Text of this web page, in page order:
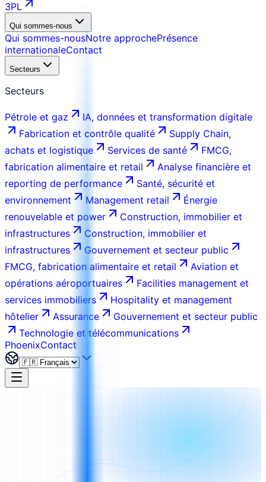
3PL
Qui sommes-nous
Qui sommes-nousNotre approchePrésence
internationaleContact
Secteurs
Secteurs
Pétrole et gaz
IA, données et transformation digitale
Fabrication et contrôle qualité
Supply Chain,
achats et logistique
Services de santé
FMCG,
fabrication alimentaire et retail
Analyse financière et
reporting de performance
Santé, sécurité et
environnement
Management retail
Énergie
renouvelable et power
Construction, immobilier et
infrastructures
Construction, immobilier et
infrastructures
Gouvernement et secteur public
FMCG, fabrication alimentaire et retail
Aviation et
opérations aéroportuaires
Facilities management et
services immobiliers
Hospitality et management
hôtelier
Assurance
Gouvernement et secteur public
Technologie et télécommunications
PhoenixContact